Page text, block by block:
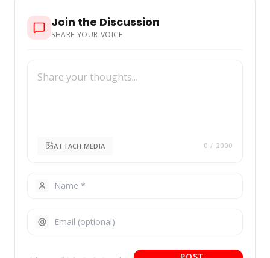
Join the Discussion
SHARE YOUR VOICE
ATTACH MEDIA 0 / 2000